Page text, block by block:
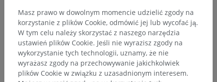
Anatomia człowieka 1
Anatomia układu kostnego >
Układ sercowo-naczyniowy> Żyły>
Żyła główna górna; żyła próżna górna>
Żyła ramienno-głowowa> Żyły mózgu>
Masz prawo w dowolnym momencie udzielić zgody na
korzystanie z plików Cookie, odmówić jej lub wycofać ją.
W tym celu należy skorzystać z naszego narzędzia
ustawień plików Cookie. Jeśli nie wyrazisz zgody na
wykorzystanie tych technologii, uznamy, że nie
wyrażasz zgody na przechowywanie jakichkolwiek
plików Cookie w związku z uzasadnionym interesem.